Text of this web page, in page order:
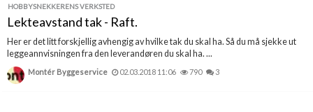
HOBBYSNEKKERENS VERKSTED
Lekteavstand tak - Raft.
Her er det litt forskjellig avhengig av hvilke tak du skal ha. Så du må sjekke ut
leggeannvisningen fra den leverandøren du skal ha. ...
Montér Byggeservice 02.03.2018 11:06 790 3